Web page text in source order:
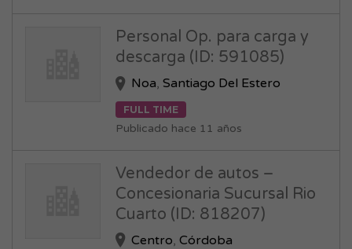
Personal Op. para carga y
descarga (ID: 591085)
Noa,Santiago Del Estero
FULL TIME
Publicado hace 11 años
Vendedor de autos –
Concesionaria Sucursal Rio
Cuarto (ID: 818207)
Centro,Córdoba